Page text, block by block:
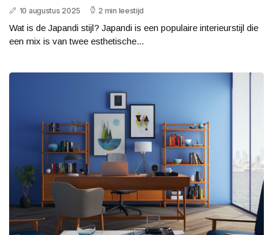
10 augustus 2025 2 min leestijd
Wat is de Japandi stijl? Japandi is een populaire interieurstijl die
een mix is van twee esthetische...